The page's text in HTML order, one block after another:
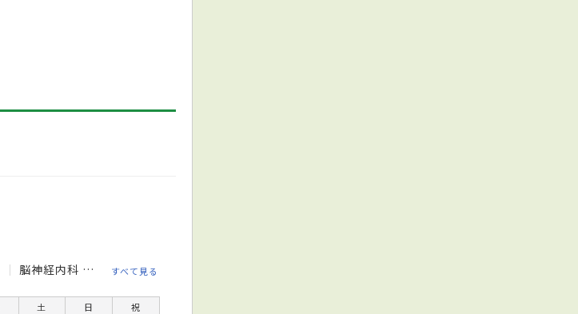
脳神経内科 リウマチ科
すべて見る
土 日
祝